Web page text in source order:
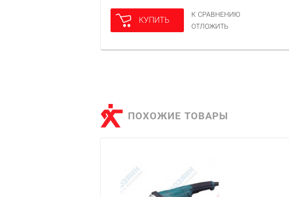
КУПИТЬ
К СРАВНЕНИЮ
ОТЛОЖИТЬ
ПОХОЖИЕ ТОВАРЫ